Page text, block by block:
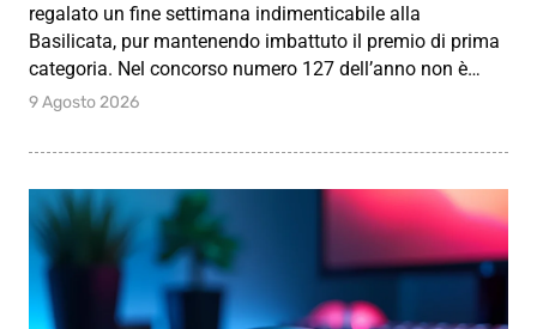
regalato un fine settimana indimenticabile alla
Basilicata, pur mantenendo imbattuto il premio di prima
categoria. Nel concorso numero 127 dell’anno non è…
9 Agosto 2026